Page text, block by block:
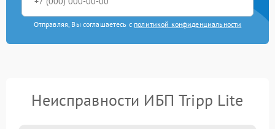
Отправляя, Вы соглашаетесь с политикой конфиденциальности
Неисправности ИБП Tripp Lite